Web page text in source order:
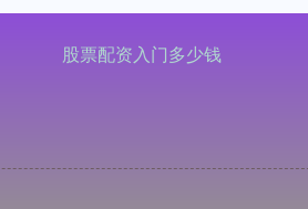
股票配资入门多少钱